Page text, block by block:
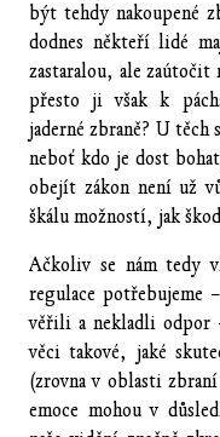
být tehdy nakoupené
dodnes někteří lidé
zastaralou, ale zaútočit
přesto ji však k
jaderné zbraně? U
neboť kdo je dost
obejít zákon není už
škálu možností, jak
Ačkoliv se nám tedy
regulace potřebujeme
věřili a nekladli odpor
věci takové, jaké
(zrovna v oblasti
emoce mohou v